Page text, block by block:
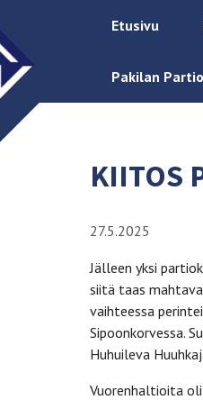
Etusivu
Pakilan
KIITOS
27.5.2025
Jälleen yksi
siitä taas
vaihteessa
Sipoonkorvessa.
Huhuileva
Vuorenhaltioita